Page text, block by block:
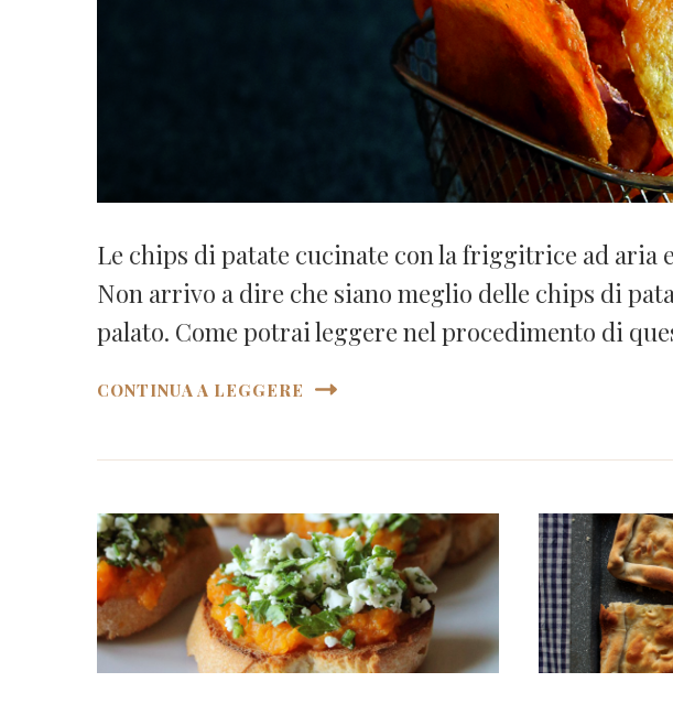
Le chips di patate cucinate con la friggitrice ad aria
Non arrivo a dire che siano meglio delle chips di
palato. Come potrai leggere nel procedimento di
CONTINUA A LEGGERE